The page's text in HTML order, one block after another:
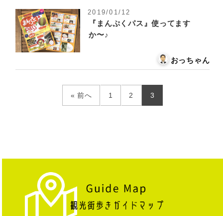
2019/01/12
『まんぷくパス』使ってます
か〜♪
おっちゃん
« 前へ 1 2 3